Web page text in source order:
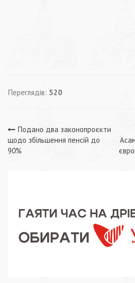
Переглядів: 520
Навігація
записів
Подано два законопроєкти
щодо збільшення пенсій до
90%